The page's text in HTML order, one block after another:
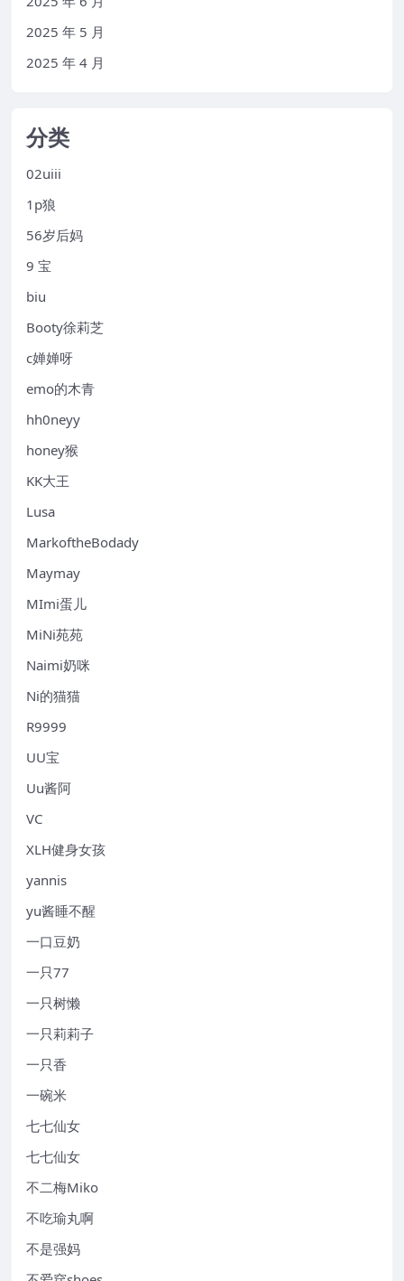
2025 年 5 月
2025 年 4 月
分类
02uiii
1p狼
56岁后妈
9 宝
biu
Booty徐莉芝
c婵婵呀
emo的木青
hh0neyy
honey猴
KK大王
Lusa
MarkoftheBodady
Maymay
MImi蛋儿
MiNi苑苑
Naimi奶咪
Ni的猫猫
R9999
UU宝
Uu酱阿
VC
XLH健身女孩
yannis
yu酱睡不醒
一口豆奶
一只77
一只树懒
一只莉莉子
一只香
一碗米
七七仙女
七七仙女
不二梅Miko
不吃瑜丸啊
不是强妈